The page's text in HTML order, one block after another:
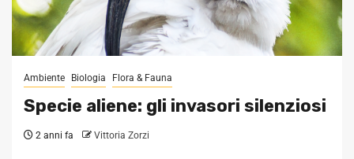
Ambiente Biologia Flora & Fauna
Specie aliene: gli invasori silenziosi
2 anni fa Vittoria Zorzi